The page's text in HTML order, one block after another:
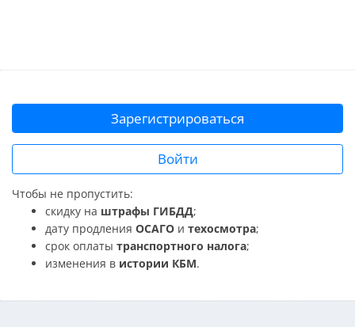
Зарегистрироваться
Войти
Чтобы не пропустить:
скидку на штрафы ГИБДД;
дату продления ОСАГО и техосмотра;
срок оплаты транспортного налога;
изменения в истории КБМ.